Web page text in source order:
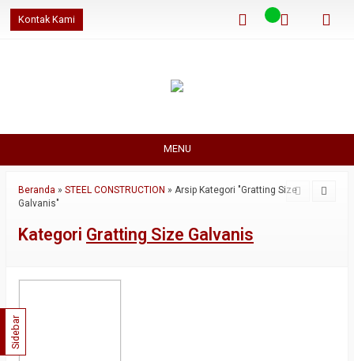
Kontak Kami
MENU
Beranda » STEEL CONSTRUCTION » Arsip Kategori "Gratting Size
Galvanis"
Kategori Gratting Size Galvanis
Sidebar